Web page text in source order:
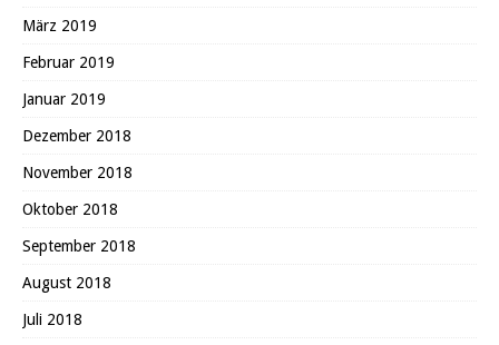
März 2019
Februar 2019
Januar 2019
Dezember 2018
November 2018
Oktober 2018
September 2018
August 2018
Juli 2018